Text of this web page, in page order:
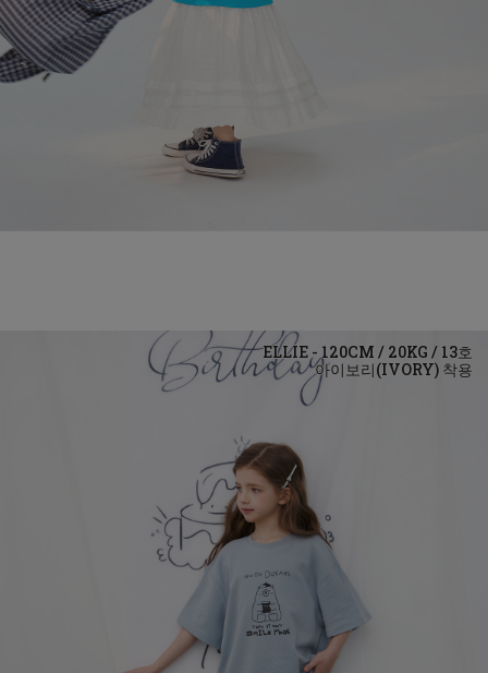
아이보리(IVORY)